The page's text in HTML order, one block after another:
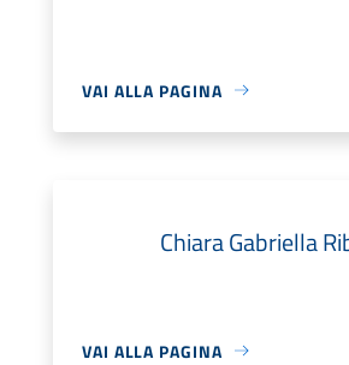
VAI ALLA PAGINA
Chiara Gabriella
VAI ALLA PAGINA